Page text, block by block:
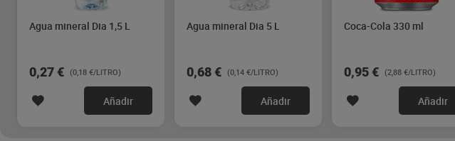
Agua mineral Dia 1,5 L
0,27 € (0,18 €/LITRO)
Añadir
Agua mineral Dia 5 L
0,68 € (0,14 €/LITRO)
Añadir
Coca-Cola 330 ml
0,95 € (2,88 €/LITRO)
Añadir